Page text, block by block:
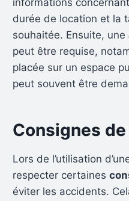
informations
durée de location et la
souhaitée. Ensuite, une
peut être requise,
placée sur un espace
peut souvent être
Consignes
Lors de l’utilisation
respecter certaines
éviter les accidents.